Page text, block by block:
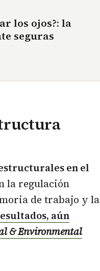
los ojos?: la
seguras
en el
la regulación
de trabajo y la
aún
& Environmental